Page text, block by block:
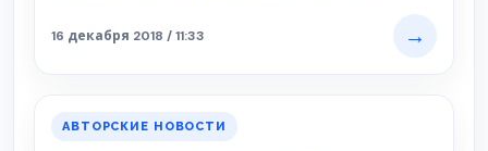
16 декабря 2018 / 11:33
→
АВТОРСКИЕ НОВОСТИ